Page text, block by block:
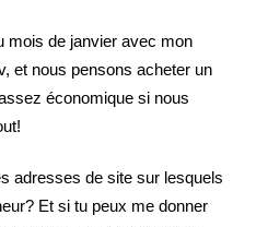
mois de janvier avec mon
et nous pensons acheter un
économique si nous
adresses de site sur lesquels
Et si tu peux me donner